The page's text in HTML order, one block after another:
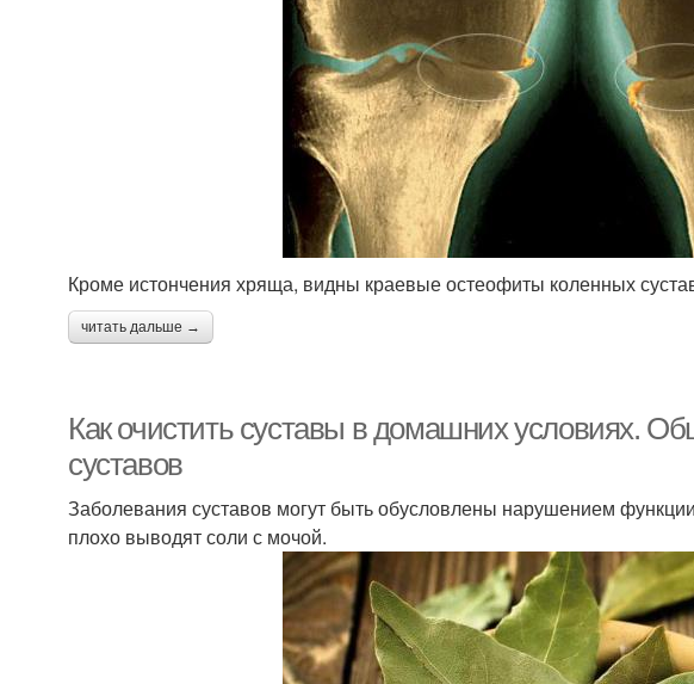
Кроме истончения хряща, видны краевые остеофиты коленных
читать дальше →
Как очистить суставы в домашних условиях.
суставов
Заболевания суставов могут быть обусловлены нарушением
плохо выводят соли с мочой.